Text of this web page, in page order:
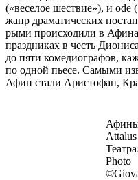
(«веселое шествие»), и ode
жанр драматических
рыми происходили в
праздниках в честь
до пяти комедиографов,
по одной пьесе. Самыми
Афин стали Аристофан,
Photo